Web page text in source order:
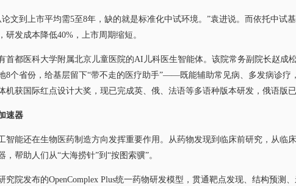
到上市平均需5至8年，缺的就是标准化中试环境。”袁进说。而依托中试
研发成本降低40%，上市周期缩短。
都医科大学附属北京儿童医院的AI儿科医生智能体。该院常务副院长赵成
8个省份，给基层留下“带不走的医疗助手”——既能辅助常见病、多发病诊疗
机获国际红点设计大奖，现已完成英、俄、法语等多语种版本研发，俄语版
速器
能还在生物医药制造方向发挥重要作用。从药物发现到临床前研究，从临
帮助人们从“大海捞针”到“按图索骥”。
发布的OpenComplex Plus统一药物研发模型，贯通靶点发现、结构预测